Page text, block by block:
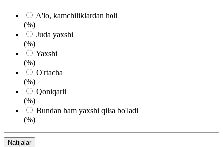
A'lo, kamchiliklardan holi
(%)
Juda yaxshi
(%)
Yaxshi
(%)
O'rtacha
(%)
Qoniqarli
(%)
Bundan ham yaxshi qilsa bo'ladi
(%)
Natijalar